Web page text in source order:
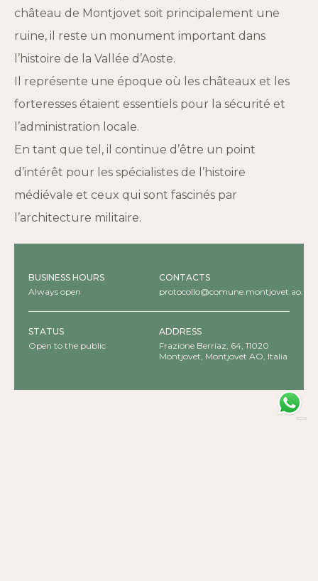
château de Montjovet soit principalement une
ruine, il reste un monument important dans
l’histoire de la Vallée d’Aoste.
Il représente une époque où les châteaux et les
forteresses étaient essentiels pour la sécurité et
l’administration locale.
En tant que tel, il continue d’être un point
d’intérêt pour les spécialistes de l’histoire
médiévale et ceux qui sont fascinés par
l’architecture militaire.
BUSINESS HOURS
Always open
CONTACTS
protocollo@comune.montjovet.ao.it
STATUS
Open to the public
ADDRESS
Frazione Berriaz, 64, 11020
Montjovet, Montjovet AO, Italia